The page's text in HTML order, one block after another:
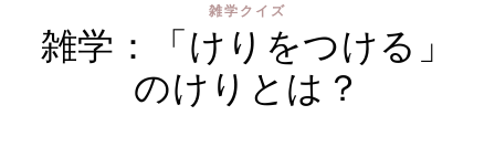
雑学クイズ
雑学：「けりをつける」
のけりとは？